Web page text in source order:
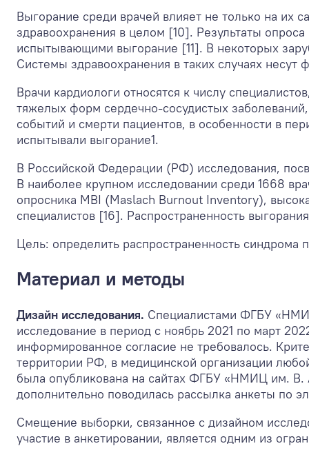
Выгорание среди врачей влияет не только на их
здравоохранения в целом [10]. Результаты
испытывающими выгорание [11]. В некоторых
Системы здравоохранения в таких случаях
Врачи кардиологи относятся к числу
тяжелых форм сердечно-сосудистых
событий и смерти пациентов, в особенности в
испытывали выгорание1.
В Российской Федерации (РФ) исследования,
В наиболее крупном исследовании среди 1668
опросника MBI (Maslach Burnout Inventory),
специалистов [16]. Распространенность
Цель: определить распространенность
Материал и методы
Дизайн исследования. Специалистами ФГБУ
исследование в период с ноябрь 2021 по март
информированное согласие не требовалось.
территории РФ, в медицинской организации
была опубликована на сайтах ФГБУ «НМИЦ им. В.
дополнительно поводилась рассылка анкеты по
Смещение выборки, связанное с дизайном
участие в анкетировании, является одним из